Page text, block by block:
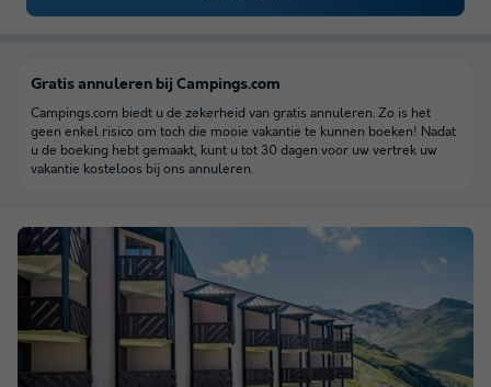
Gratis annuleren bij Campings.com
Campings.com biedt u de zekerheid van gratis annuleren. Zo is het
geen enkel risico om toch die mooie vakantie te kunnen boeken! Nadat
u de boeking hebt gemaakt, kunt u tot 30 dagen voor uw vertrek uw
vakantie kosteloos bij ons annuleren.